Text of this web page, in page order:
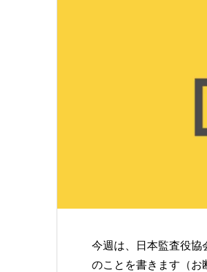
今週は、日本監査役協
のことを書きます（お